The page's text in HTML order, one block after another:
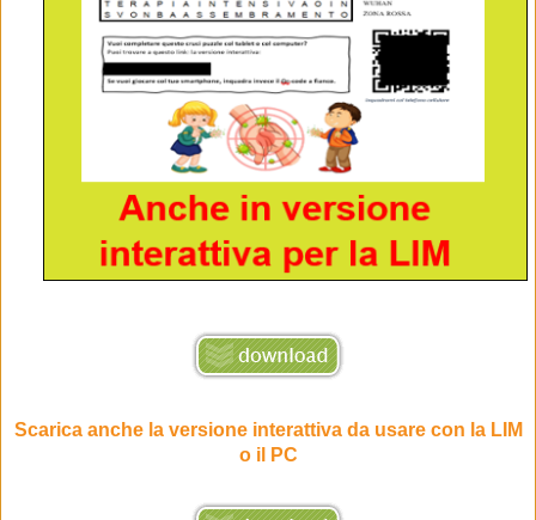
Scarica anche la versione interattiva da usare con la LIM
o il PC